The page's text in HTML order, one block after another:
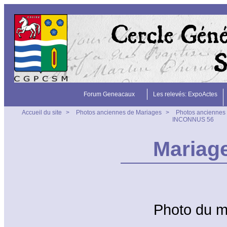
Forum Geneacaux Les relevés: ExpoActes
Accueil du site > Photos anciennes de Mariages >
Photos
INCONNUS 56
Photo du